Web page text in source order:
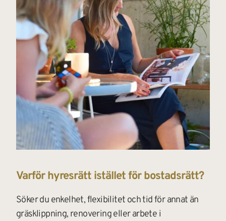
Varför hyresrätt istället för bostadsrätt?
Söker du enkelhet, flexibilitet och tid för annat än
gräsklippning, renovering eller arbete i